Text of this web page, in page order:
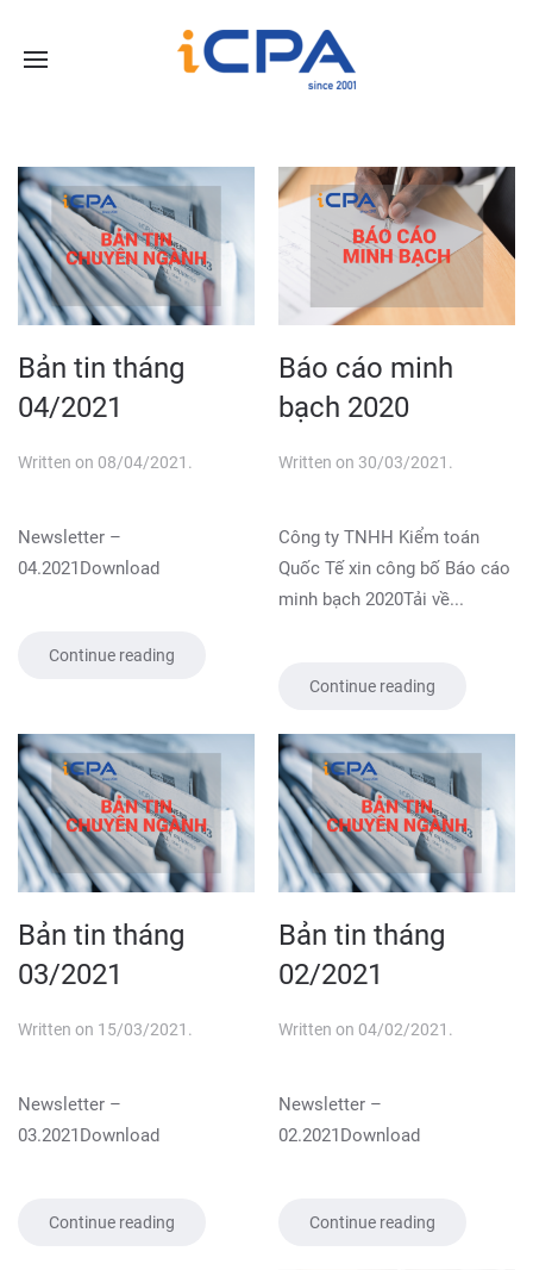
Bản tin tháng
04/2021
Written on 08/04/2021 .
Newsletter –
04.2021Download
Continue reading
Báo cáo minh
bạch 2020
Written on 30/03/2021 .
Công ty TNHH Kiểm toán
Quốc Tế xin công bố Báo cáo
minh bạch 2020Tải về...
Continue reading
Bản tin tháng
03/2021
Written on 15/03/2021 .
Newsletter –
03.2021Download
Continue reading
Bản tin tháng
02/2021
Written on 04/02/2021 .
Newsletter –
02.2021Download
Continue reading